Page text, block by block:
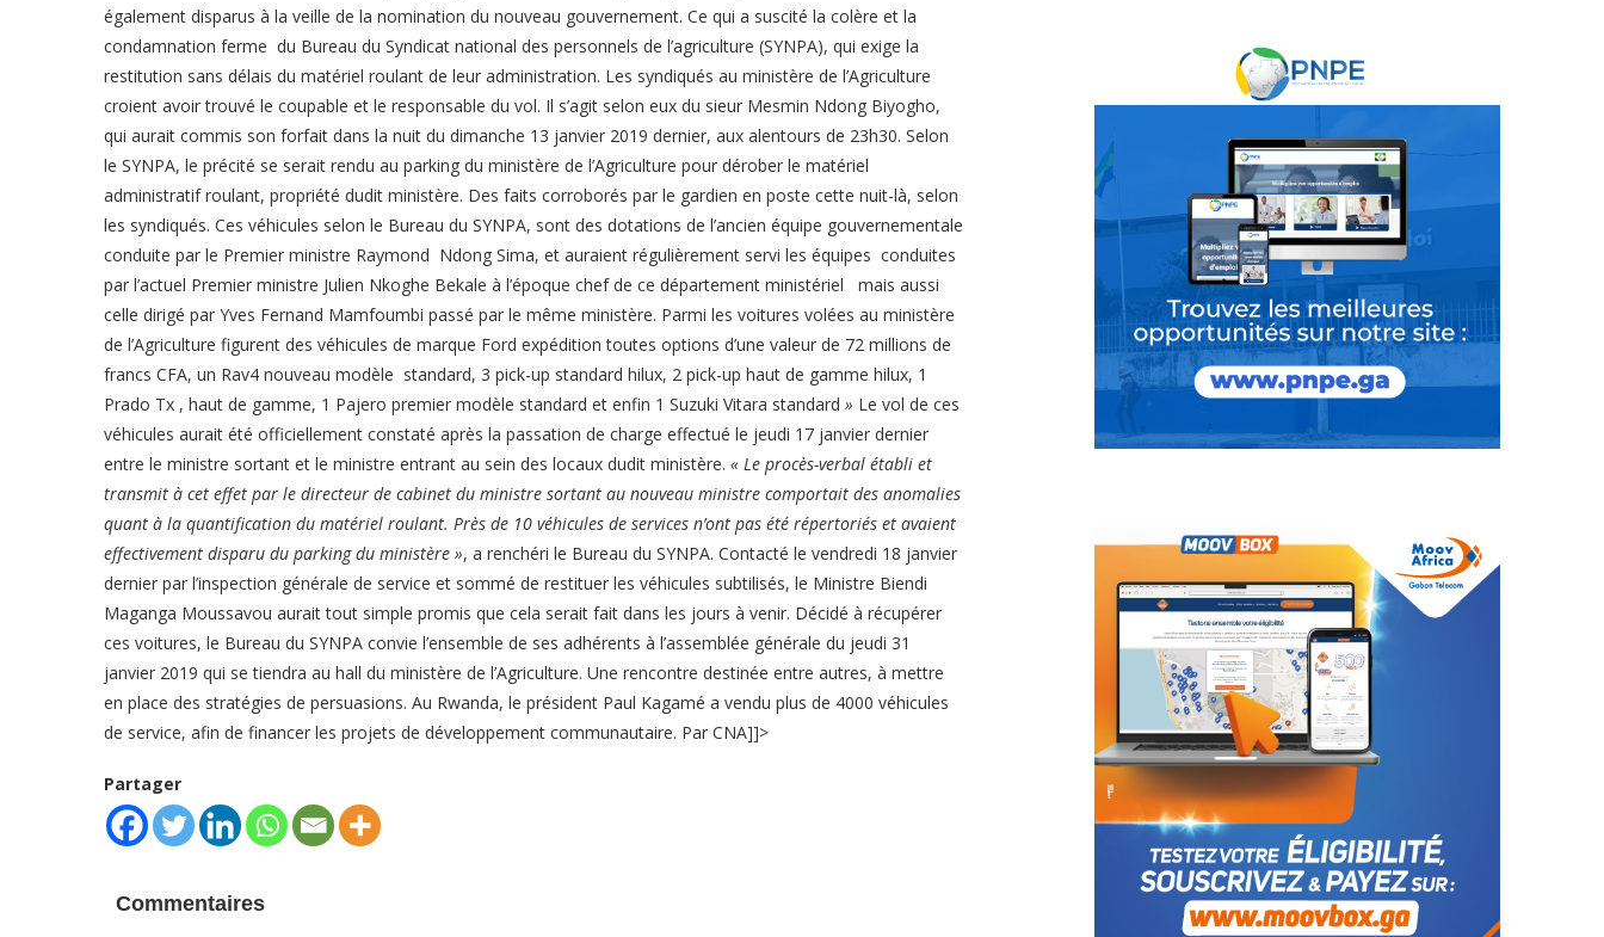
également disparus à la veille de la nomination du nouveau gouvernement. Ce qui a suscité la colère et la
condamnation ferme du Bureau du Syndicat national des personnels de l’agriculture (SYNPA), qui exige la
restitution sans délais du matériel roulant de leur administration. Les syndiqués au ministère de l’Agriculture
croient avoir trouvé le coupable et le responsable du vol. Il s’agit selon eux du sieur Mesmin Ndong Biyogho,
qui aurait commis son forfait dans la nuit du dimanche 13 janvier 2019 dernier, aux alentours de 23h30. Selon
le SYNPA, le précité se serait rendu au parking du ministère de l’Agriculture pour dérober le matériel
administratif roulant, propriété dudit ministère. Des faits corroborés par le gardien en poste cette nuit-là, selon
les syndiqués. Ces véhicules selon le Bureau du SYNPA, sont des dotations de l’ancien équipe gouvernementale
conduite par le Premier ministre Raymond Ndong Sima, et auraient régulièrement servi les équipes conduites
par l’actuel Premier ministre Julien Nkoghe Bekale à l’époque chef de ce département ministériel mais aussi
celle dirigé par Yves Fernand Mamfoumbi passé par le même ministère. Parmi les voitures volées au ministère
de l’Agriculture figurent des véhicules de marque Ford expédition toutes options d’une valeur de 72 millions de
francs CFA, un Rav4 nouveau modèle standard, 3 pick-up standard hilux, 2 pick-up haut de gamme hilux, 1
Prado Tx , haut de gamme, 1 Pajero premier modèle standard et enfin 1 Suzuki Vitara standard » Le vol de ces
véhicules aurait été officiellement constaté après la passation de charge effectué le jeudi 17 janvier dernier
entre le ministre sortant et le ministre entrant au sein des locaux dudit ministère. « Le procès-verbal établi et
transmit à cet effet par le directeur de cabinet du ministre sortant au nouveau ministre comportait des anomalies
quant à la quantification du matériel roulant. Près de 10 véhicules de services n’ont pas été répertoriés et avaient
effectivement disparu du parking du ministère », a renchéri le Bureau du SYNPA. Contacté le vendredi 18 janvier
dernier par l’inspection générale de service et sommé de restituer les véhicules subtilisés, le Ministre Biendi
Maganga Moussavou aurait tout simple promis que cela serait fait dans les jours à venir. Décidé à récupérer
ces voitures, le Bureau du SYNPA convie l’ensemble de ses adhérents à l’assemblée générale du jeudi 31
janvier 2019 qui se tiendra au hall du ministère de l’Agriculture. Une rencontre destinée entre autres, à mettre
en place des stratégies de persuasions. Au Rwanda, le président Paul Kagamé a vendu plus de 4000 véhicules
de service, afin de financer les projets de développement communautaire. Par CNA]]>
Partager
Commentaires